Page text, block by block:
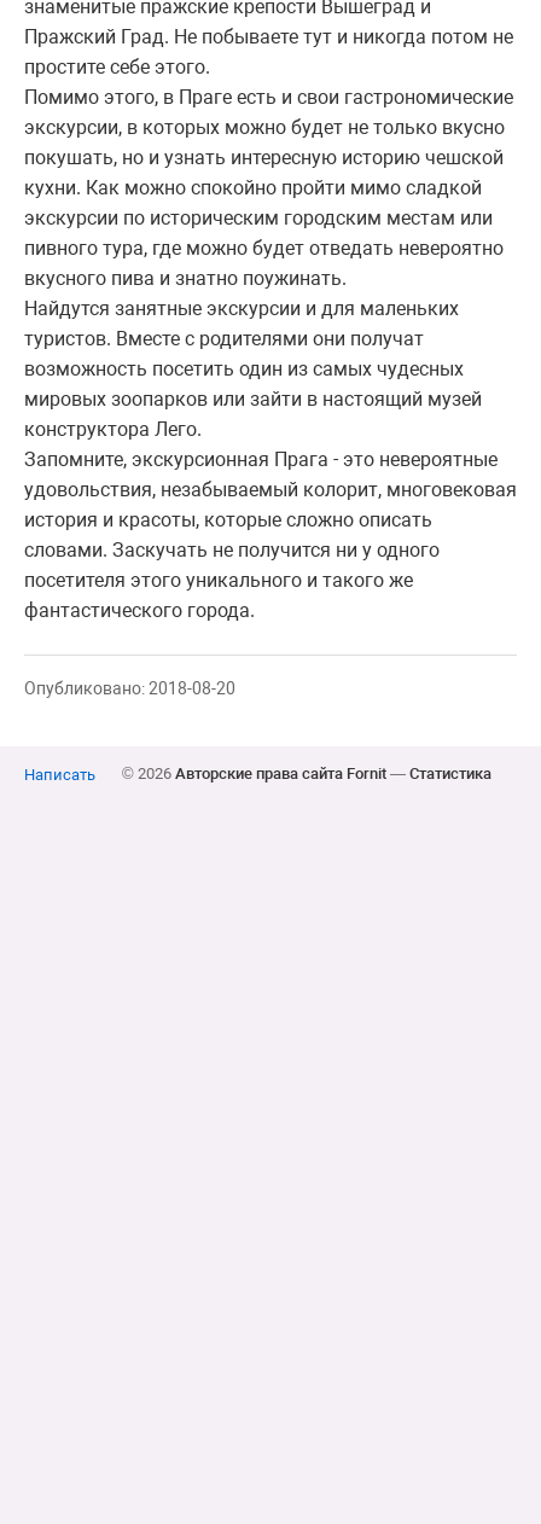
знаменитые пражские крепости Вышеград и
Пражский Град. Не побываете тут и никогда потом не
простите себе этого.
Помимо этого, в Праге есть и свои гастрономические
экскурсии, в которых можно будет не только вкусно
покушать, но и узнать интересную историю чешской
кухни. Как можно спокойно пройти мимо сладкой
экскурсии по историческим городским местам или
пивного тура, где можно будет отведать невероятно
вкусного пива и знатно поужинать.
Найдутся занятные экскурсии и для маленьких
туристов. Вместе с родителями они получат
возможность посетить один из самых чудесных
мировых зоопарков или зайти в настоящий музей
конструктора Лего.
Запомните, экскурсионная Прага - это невероятные
удовольствия, незабываемый колорит, многовековая
история и красоты, которые сложно описать
словами. Заскучать не получится ни у одного
посетителя этого уникального и такого же
фантастического города.
Опубликовано: 2018-08-20
Написать © 2026 Авторские права сайта Fornit— Статистика